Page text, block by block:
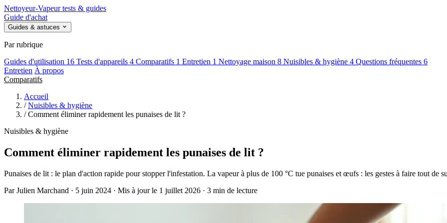
Nettoyeur-Vapeur tests & guides
Guide d'achat
Guides & astuces
Par rubrique
Guides d'utilisation 16 Tests d'appareils 4 Comparatifs 1 Entretien 1 Nettoyage maison 8 Nuisibles & hygiène 4 Questions fréquentes 6
Entretien À propos
Comparatifs
Accueil
/ Nuisibles & hygiène
/ Comment éliminer rapidement les punaises de lit ?
Nuisibles & hygiène
Comment éliminer rapidement les punaises de lit ?
Punaises de lit : le plan d'action rapide pour stopper l'infestation. La vapeur à plus de 100 °C tue punaises et œufs : les gestes à faire tout de
Par Julien Marchand · 5 juin 2024 · Mis à jour le 1 juillet 2026 · 3 min de lecture